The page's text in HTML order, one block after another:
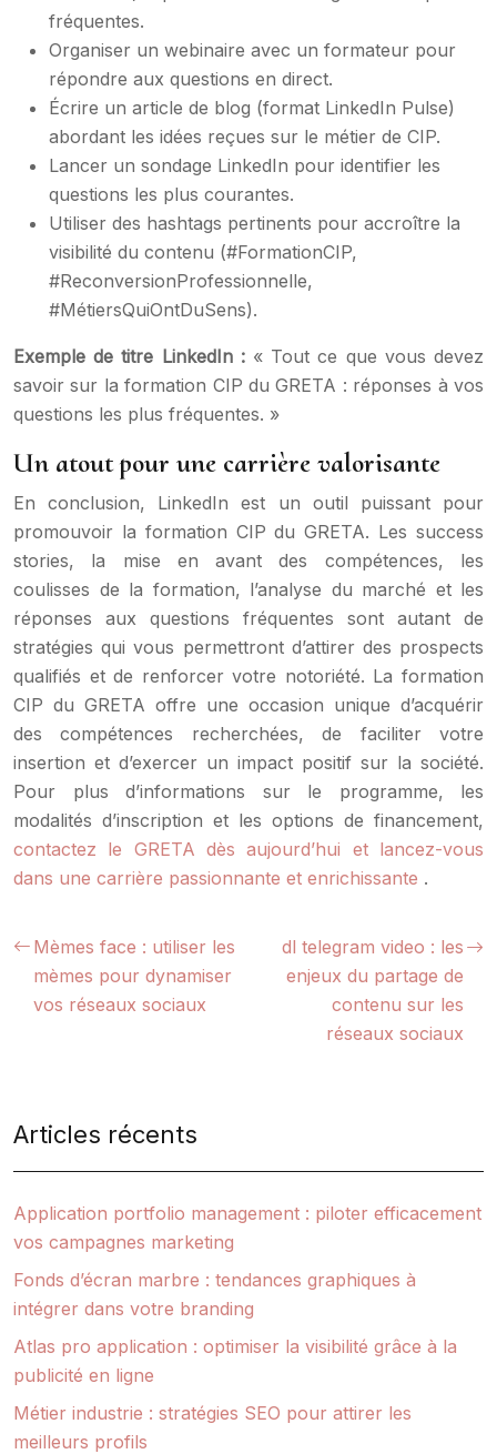
fréquentes.
Organiser un webinaire avec un formateur pour
répondre aux questions en direct.
Écrire un article de blog (format LinkedIn Pulse)
abordant les idées reçues sur le métier de CIP.
Lancer un sondage LinkedIn pour identifier les
questions les plus courantes.
Utiliser des hashtags pertinents pour accroître la
visibilité du contenu (#FormationCIP,
#ReconversionProfessionnelle,
#MétiersQuiOntDuSens).
Exemple de titre LinkedIn : « Tout ce que vous devez
savoir sur la formation CIP du GRETA : réponses à vos
questions les plus fréquentes. »
Un atout pour une carrière valorisante
En conclusion, LinkedIn est un outil puissant pour
promouvoir la formation CIP du GRETA. Les success
stories, la mise en avant des compétences, les
coulisses de la formation, l’analyse du marché et les
réponses aux questions fréquentes sont autant de
stratégies qui vous permettront d’attirer des prospects
qualifiés et de renforcer votre notoriété. La formation
CIP du GRETA offre une occasion unique d’acquérir
des compétences recherchées, de faciliter votre
insertion et d’exercer un impact positif sur la société.
Pour plus d’informations sur le programme, les
modalités d’inscription et les options de financement,
contactez le GRETA dès aujourd’hui et lancez-vous
dans une carrière passionnante et enrichissante .
Mèmes face : utiliser les
mèmes pour dynamiser
vos réseaux sociaux
dl telegram video : les
enjeux du partage de
contenu sur les
réseaux sociaux
Articles récents
Application portfolio management : piloter efficacement
vos campagnes marketing
Fonds d’écran marbre : tendances graphiques à
intégrer dans votre branding
Atlas pro application : optimiser la visibilité grâce à la
publicité en ligne
Métier industrie : stratégies SEO pour attirer les
meilleurs profils